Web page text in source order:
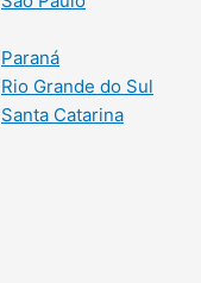
Paraná
Rio Grande do Sul
Santa Catarina